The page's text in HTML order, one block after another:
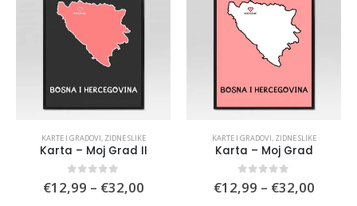
KARTE I GRADOVI, ZIDNE SLIKE
Karta – Moj Grad II
0out of 5
€12,99 – €32,00Price
KARTE I GRADOVI, ZIDNE SLIKE
Karta – Moj Grad
0out of 5
€12,99 – €32,00Price